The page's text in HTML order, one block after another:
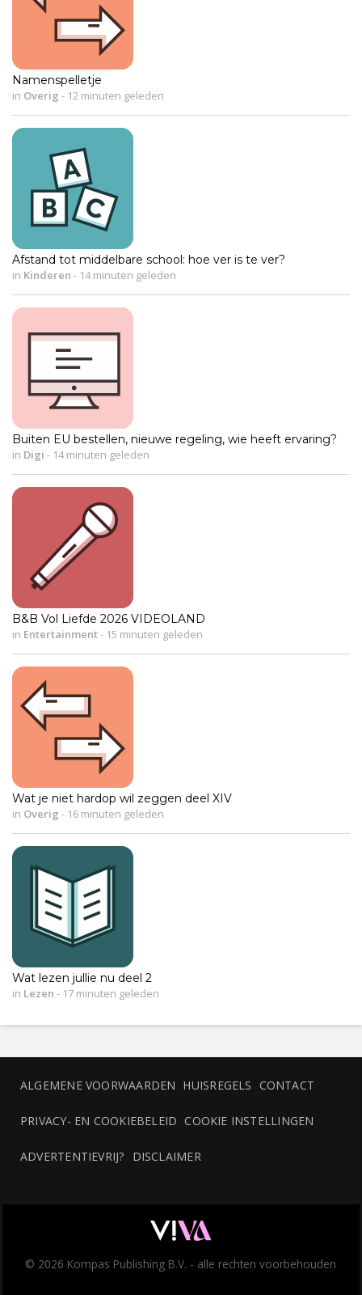
Namenspelletje
in Overig - 12 minuten geleden
Afstand tot middelbare school: hoe ver is te ver?
in Kinderen - 14 minuten geleden
Buiten EU bestellen, nieuwe regeling, wie heeft ervaring?
in Digi - 14 minuten geleden
B&B Vol Liefde 2026 VIDEOLAND
in Entertainment- 15 minuten geleden
Wat je niet hardop wil zeggen deel XIV
in Overig - 16 minuten geleden
Wat lezen jullie nu deel 2
in Lezen - 17 minuten geleden
ALGEMENE VOORWAARDEN HUISREGELS CONTACT
PRIVACY- EN COOKIEBELEID COOKIE INSTELLINGEN
ADVERTENTIEVRIJ? DISCLAIMER
© 2026 Kompas Publishing B.V. - alle rechten voorbehouden